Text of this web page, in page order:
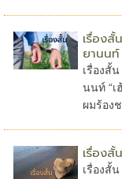
เรื่องสั้
ยานนท์
เรื่องสั้
นนท์ “เ
ผมร้อง
เรื่อง
เรื่องสั้